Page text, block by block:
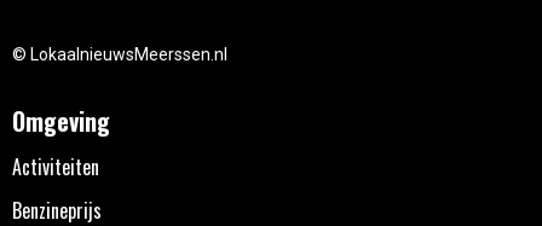
© LokaalnieuwsMeerssen.nl
Omgeving
Activiteiten
Benzineprijs